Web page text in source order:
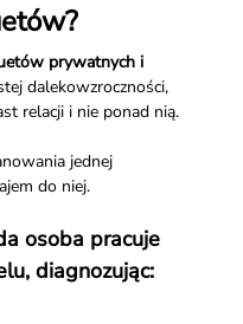
prywatnych i
dalekowzroczności,
relacji i nie ponad nią.
jednej
do niej.
osoba pracuje
diagnozując: